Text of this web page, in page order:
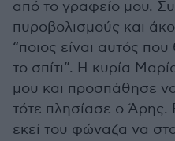
από το γραφείο μου.
πυροβολισμούς και
“ποιος είναι αυτός
το σπίτι”. Η κυρία
μου και προσπάθησε
τότε πλησίασε ο Άρης.
εκεί του φώναζα να